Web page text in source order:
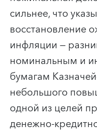
сильнее, что
восстановление
инфляции —
номинальным и
бумагам
небольшого
одной из целей
денежно-